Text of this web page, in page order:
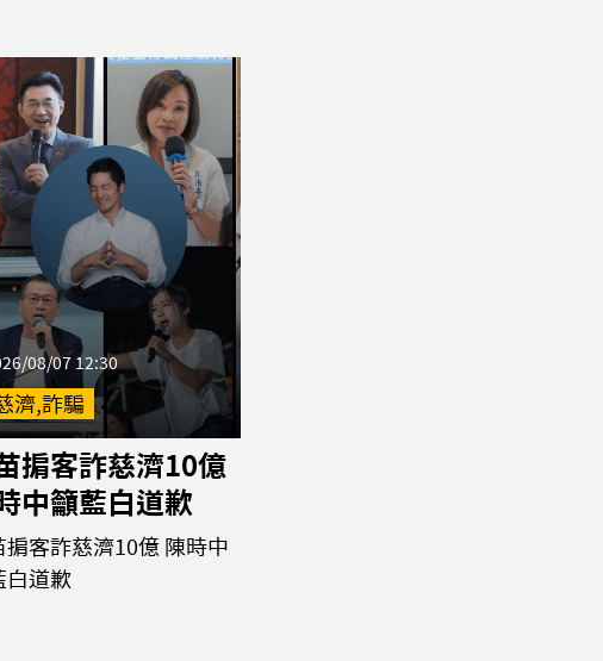
08/07 12:30
濟,詐騙
掮客詐慈濟10億
中籲藍白道歉
掮客詐慈濟10億 陳時中
白道歉